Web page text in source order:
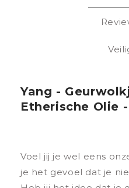
Yang -
Etherische Olie
Voel jij je wel eens
je het gevoel dat je